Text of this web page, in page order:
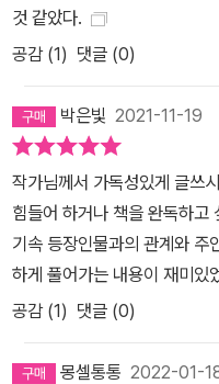
것 같았다.
공감 (1) 댓글 (0)
박은빛 2021-11-19
작가님께서 가독성있게 글쓰
힘들어 하거나 책을 완독하고
기속 등장인물과의 관계와 주
하게 풀어가는 내용이 재미있
공감 (1) 댓글 (0)
몽셀통통 2022-01-